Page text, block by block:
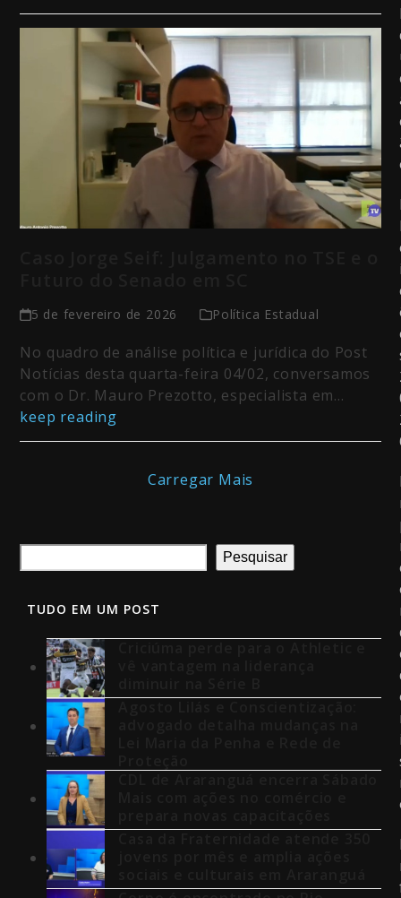
5 de fevereiro de 2026 Política Estadual
No quadro de análise política e jurídica do Post
Notícias desta quarta-feira 04/02, conversamos
com o Dr. Mauro Prezotto, especialista em…
keep reading
Carregar Mais
Pesquisar
TUDO EM UM POST